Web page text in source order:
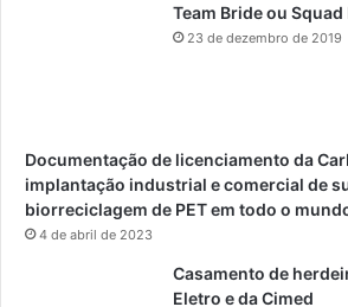
Team Bride ou Squad
23 de dezembro de 2019
Documentação de licenciamento da
implantação industrial e comercial de
biorreciclagem de PET em todo o
4 de abril de 2023
Casamento de
Eletro e da Cimed